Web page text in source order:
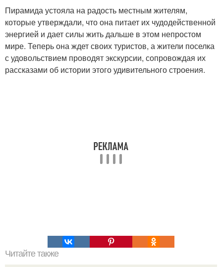
Пирамида устояла на радость местным жителям,
которые утверждали, что она питает их чудодейственной
энергией и дает силы жить дальше в этом непростом
мире. Теперь она ждет своих туристов, а жители поселка
с удовольствием проводят экскурсии, сопровождая их
рассказами об истории этого удивительного строения.
Читайте также